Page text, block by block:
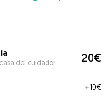
del cuidador 20€
+10€